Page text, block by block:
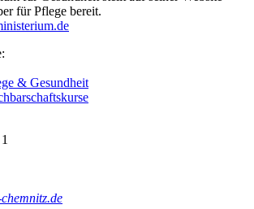
für Pflege bereit.
& Gesundheit